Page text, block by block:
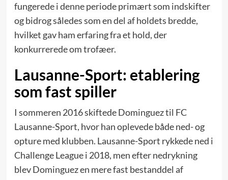
fungerede i denne periode primært som indskifter
og bidrog således som en del af holdets bredde,
hvilket gav ham erfaring fra et hold, der
konkurrerede om trofæer.
Lausanne-Sport: etablering
som fast spiller
I sommeren 2016 skiftede Dominguez til FC
Lausanne-Sport, hvor han oplevede både ned- og
opture med klubben. Lausanne-Sport rykkede ned i
Challenge League i 2018, men efter nedrykning
blev Dominguez en mere fast bestanddel af